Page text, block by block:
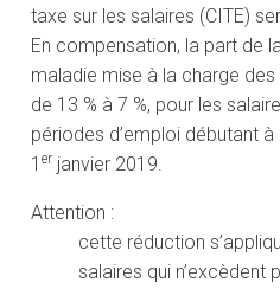
taxe sur les salaires (CITE)
En compensation, la part de
maladie mise à la charge
de 13 % à 7 %, pour les
périodes d’emploi débutant
1er janvier 2019.
Attention :
cette réduction
salaires qui n’excèdent